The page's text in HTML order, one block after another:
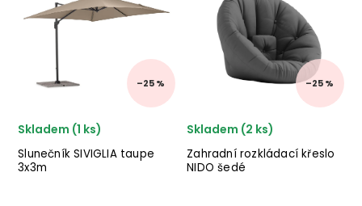
epoxidové práškové oceli a
polyetylenu s ratanovým
efektem. ✅ krásný náb...
BIZZOTTO v krásném
klasickém provedení tmavě
modře lakovaného kovu.
✅ krás...
–25 %
Slunečník SIVIGLIA taupe
3x3m
Skladem (1 ks)
–25 %
Zahradní rozkládací křeslo
NIDO šedé
Skladem (2 ks)